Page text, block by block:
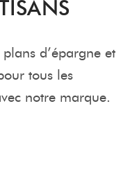
d’épargne et
tous les
notre marque.